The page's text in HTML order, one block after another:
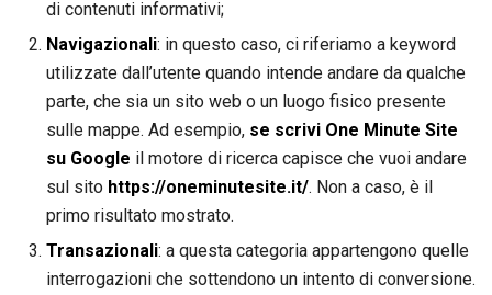
di contenuti informativi;
Navigazionali: in questo caso, ci riferiamo a keyword
utilizzate dall’utente quando intende andare da qualche
parte, che sia un sito web o un luogo fisico presente
sulle mappe. Ad esempio, se scrivi One Minute Site
su Google il motore di ricerca capisce che vuoi andare
sul sito https://oneminutesite.it/. Non a caso, è il
primo risultato mostrato.
Transazionali: a questa categoria appartengono quelle
interrogazioni che sottendono un intento di conversione.